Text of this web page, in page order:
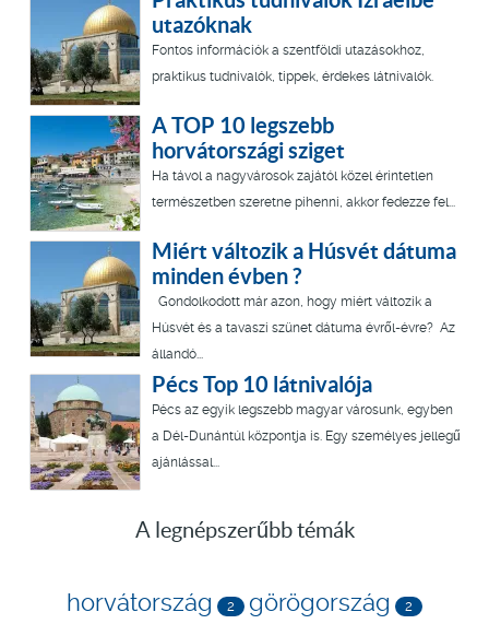
utazóknak
Fontos információk a szentföldi utazásokhoz,
praktikus tudnivalók, tippek, érdekes látnivalók.
A TOP 10 legszebb
horvátországi sziget
Ha távol a nagyvárosok zajától közel érintetlen
természetben szeretne pihenni, akkor fedezze fel...
Miért változik a Húsvét dátuma
minden évben ?
Gondolkodott már azon, hogy miért változik a
Húsvét és a tavaszi szünet dátuma évről-évre? Az
állandó...
Pécs Top 10 látnivalója
Pécs az egyik legszebb magyar városunk, egyben
a Dél-Dunántúl központja is. Egy személyes jellegű
ajánlással...
A legnépszerűbb témák
horvátország 2 görögország 2